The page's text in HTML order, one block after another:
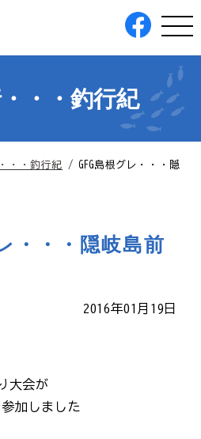
・・釣行紀
・・釣行紀 /GFG島根グレ・・・隠
・・・隠岐島前
2016年01月19日
大会が
加しました